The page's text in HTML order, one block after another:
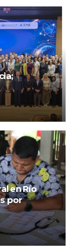
en Río
por